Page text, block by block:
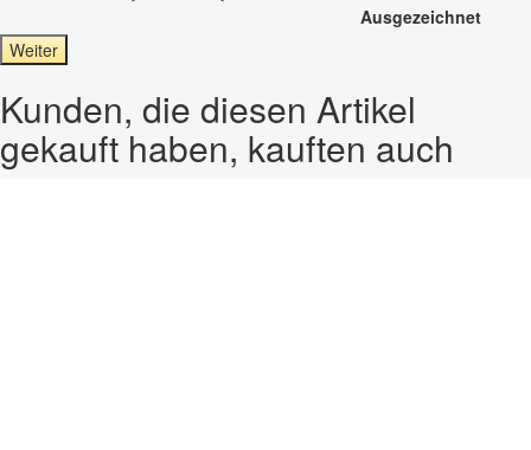
Ausgezeichnet
Weiter
Kunden, die diesen Artikel
gekauft haben, kauften auch